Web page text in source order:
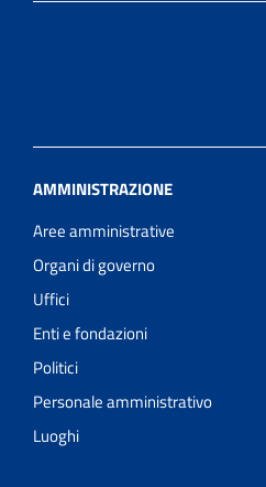
AMMINISTRAZIONE
Aree amministrative
Organi di governo
Uffici
Enti e fondazioni
Politici
Personale amministrativo
Luoghi